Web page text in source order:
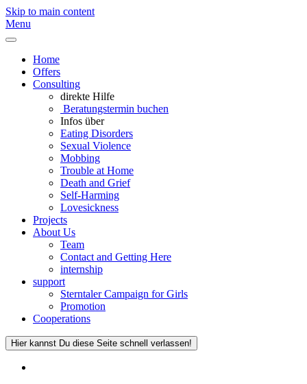
Skip to main content
Menu
Home
Offers
Consulting
direkte Hilfe
Beratungstermin buchen
Infos über
Eating Disorders
Sexual Violence
Mobbing
Trouble at Home
Death and Grief
Self-Harming
Lovesickness
Projects
About Us
Team
Contact and Getting Here
internship
support
Sterntaler Campaign for Girls
Promotion
Cooperations
Hier kannst Du diese Seite schnell verlassen!